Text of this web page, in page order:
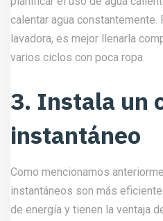
calentar agua
lavadora, es mejor llenarla
varios ciclos con poca ropa.
3. Instala un
instantáneo
Como mencionamos
instantáneos son más
de energía y tienen la ventaja